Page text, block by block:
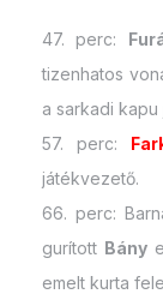
47. perc:
tizenhatos
a sarkadi
57. perc:
játékvezető.
66. perc:
gurított Bány
emelt kurta